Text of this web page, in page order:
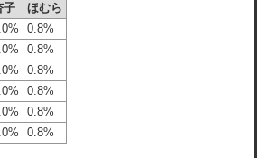
子
ほむら
0.8%
0.8%
0.8%
0.8%
0.8%
0.8%